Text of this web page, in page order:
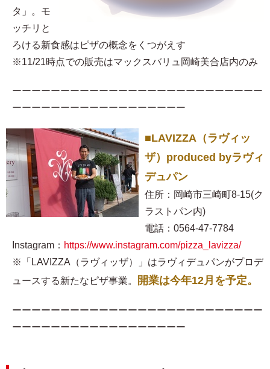
タ」。モ
ッチリと
ろける新食感はピザの概念をくつがえす
※11/21時点での販売はマックスバリュ岡崎美合店内のみ
ーーーーーーーーーーーーーーーーーーーーーーーーーー
ーーーーーーーーーーーーーーーーーー
■LAVIZZA（ラヴィッ
ザ）produced byラヴィ
デュパン
住所：岡崎市三崎町8-15(ク
ラストパン内)
電話：0564-47-7784
Instagram： https://www.instagram.com/pizza_lavizza/
※「LAVIZZA（ラヴィッザ）」はラヴィデュパンがプロデ
ュースする新たなピザ事業。
開業は今年12月を予定。
ーーーーーーーーーーーーーーーーーーーーーーーーーー
ーーーーーーーーーーーーーーーーーー